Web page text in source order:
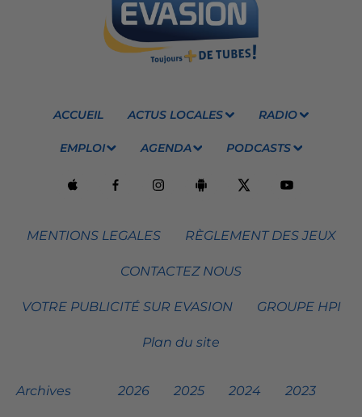
ACCUEIL ACTUS LOCALES RADIO
EMPLOI AGENDA PODCASTS
MENTIONS LEGALES RÈGLEMENT DES JEUX
CONTACTEZ NOUS
VOTRE PUBLICITÉ SUR EVASION GROUPE HPI
Plan du site
Archives 2026 2025 2024 2023